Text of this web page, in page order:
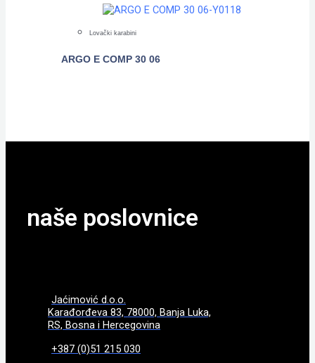
Lovački karabini
ARGO E COMP 30 06
naše poslovnice
Jaćimović d.o.o.
Karađorđeva 83, 78000, Banja Luka,
RS, Bosna i Hercegovina
+387 (0)51 215 030